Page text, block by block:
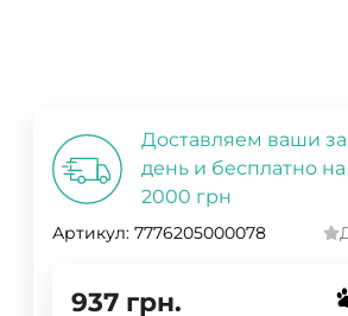
Доставляем ваши
день и бесплатно на
2000 грн
Артикул: 7776205000078
937 грн.